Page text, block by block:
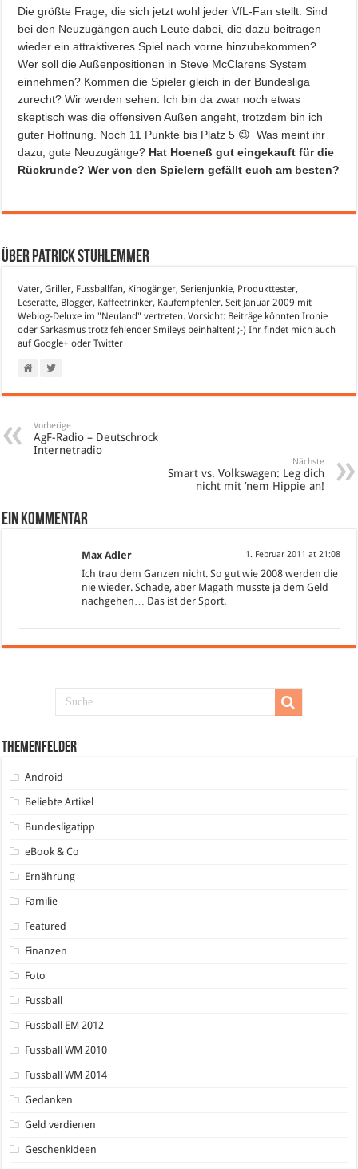
Die größte Frage, die sich jetzt wohl jeder VfL-Fan stellt: Sind
bei den Neuzugängen auch Leute dabei, die dazu beitragen
wieder ein attraktiveres Spiel nach vorne hinzubekommen?
Wer soll die Außenpositionen in Steve McClarens System
einnehmen? Kommen die Spieler gleich in der Bundesliga
zurecht? Wir werden sehen. Ich bin da zwar noch etwas
skeptisch was die offensiven Außen angeht, trotzdem bin ich
guter Hoffnung. Noch 11 Punkte bis Platz 5 😉 Was meint ihr
dazu, gute Neuzugänge? Hat Hoeneß gut eingekauft für die
Rückrunde? Wer von den Spielern gefällt euch am besten?
Über Patrick Stuhlemmer
Vater, Griller, Fussballfan, Kinogänger, Serienjunkie, Produkttester,
Leseratte, Blogger, Kaffeetrinker, Kaufempfehler. Seit Januar 2009 mit
Weblog-Deluxe im "Neuland" vertreten. Vorsicht: Beiträge könnten Ironie
oder Sarkasmus trotz fehlender Smileys beinhalten! ;-) Ihr findet mich auch
aufGoogle+ oderTwitter
Vorherige
AgF-Radio – Deutschrock
Internetradio
Nächste
Smart vs. Volkswagen: Leg dich
nicht mit ’nem Hippie an!
Ein Kommentar
Max Adler 1. Februar 2011 at 21:08
Ich trau dem Ganzen nicht. So gut wie 2008 werden die
nie wieder. Schade, aber Magath musste ja dem Geld
nachgehen… Das ist der Sport.
Themenfelder
Android
Beliebte Artikel
Bundesligatipp
eBook & Co
Ernährung
Familie
Featured
Finanzen
Foto
Fussball
Fussball EM 2012
Fussball WM 2010
Fussball WM 2014
Gedanken
Geld verdienen
Geschenkideen